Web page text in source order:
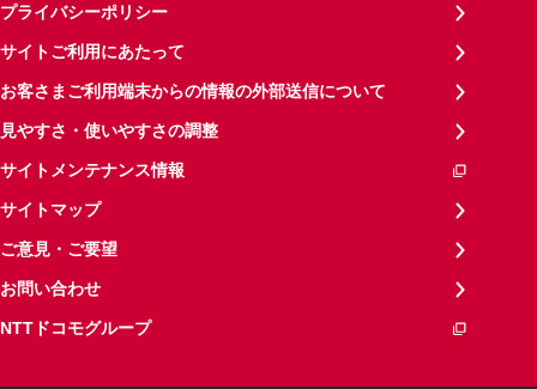
プライバシーポリシー
サイトご利用にあたって
お客さまご利用端末からの情報の外部送信について
見やすさ・使いやすさの調整
サイトメンテナンス情報
サイトマップ
ご意見・ご要望
お問い合わせ
NTTドコモグループ